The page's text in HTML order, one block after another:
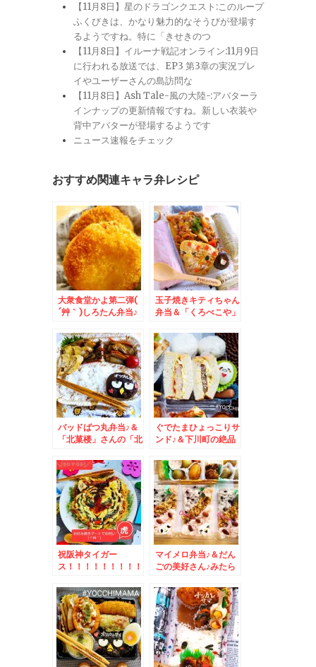
【11月8日】星のドラゴンクエスト:このループ
ふくびきは、かなり魅力的なそうびが登場す
るようですね。特に「きせきのつ
【11月8日】イルーナ戦記オンライン:11月9日
に行われる放送では、EP3 第3章の実況プレ
イやユーザーさんの島訪問な
【11月8日】Ash Tale-風の大陸-:アバターラ
インナップの更新情報ですね。新しい衣装や
背中アバターが登場するようです
ニュース速報をチェック
おすすめ関連キャラ弁レシピ
大衆食堂かよ第二弾(
´艸｀)しろたん弁当♪
げまくりコロッケとコ
ロッケの秘訣
玉子焼きキティちゃん
弁当＆「くろべこや」
丼♪
バッドばつ丸弁当♪＆
「北菓楼」さんの「北
たまゑ」増毛甘えびが
美味～～(*´艸`*)
ぐでたまひょっこりサ
ンド♪＆下川町の絶品
祝阪神タイガー
ス！！！！！！！！！
ートでお祝い♪
マイメロ弁当♪＆だん
ごの美好さん♪みたら